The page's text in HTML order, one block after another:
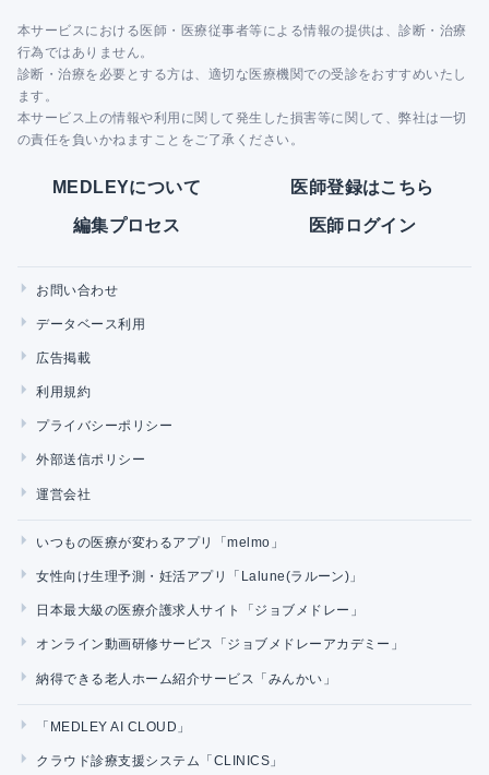
本サービスにおける医師・医療従事者等による情報の提供は、診断・治療
行為ではありません。
診断・治療を必要とする方は、適切な医療機関での受診をおすすめいたし
ます。
本サービス上の情報や利用に関して発生した損害等に関して、弊社は一切
の責任を負いかねますことをご了承ください。
MEDLEYについて 医師登録はこちら
編集プロセス 医師ログイン
お問い合わせ
データベース利用
広告掲載
利用規約
プライバシーポリシー
外部送信ポリシー
運営会社
いつもの医療が変わるアプリ「melmo」
女性向け生理予測・妊活アプリ「Lalune(ラルーン)」
日本最大級の医療介護求人サイト「ジョブメドレー」
オンライン動画研修サービス「ジョブメドレーアカデミー」
納得できる老人ホーム紹介サービス「みんかい」
「MEDLEY AI CLOUD」
クラウド診療支援システム「CLINICS」